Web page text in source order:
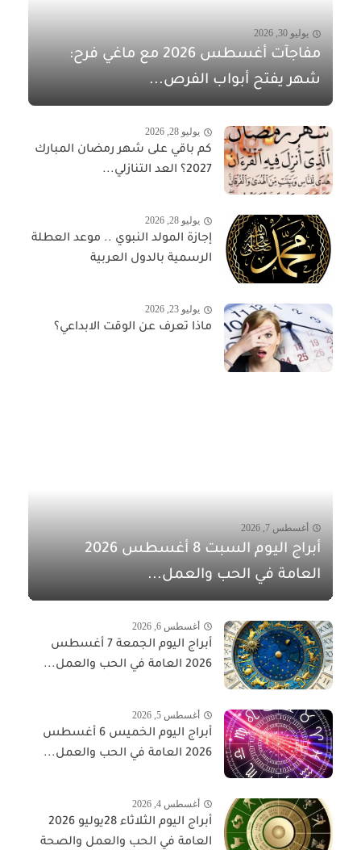
يوليو 30, 2026
مفاجآت أغسطس 2026 مع ماغي فرح:
شهر يفتح أبواب الفرص...
يوليو 28, 2026
كم باقي على شهر رمضان المبارك
2027؟ العد التنازلي...
يوليو 28, 2026
إجازة المولد النبوي .. موعد العطلة
الرسمية بالدول العربية
يوليو 23, 2026
ماذا تعرف عن الوقت الابداعي؟
أغسطس 7, 2026
أبراج اليوم السبت 8 أغسطس 2026
العامة في الحب والعمل...
أغسطس 6, 2026
أبراج اليوم الجمعة 7 أغسطس
2026 العامة في الحب والعمل...
أغسطس 5, 2026
أبراج اليوم الخميس 6 أغسطس
2026 العامة في الحب والعمل...
أغسطس 4, 2026
أبراج اليوم الثلاثاء 28يوليو 2026
العامة في الحب والعمل والصحة